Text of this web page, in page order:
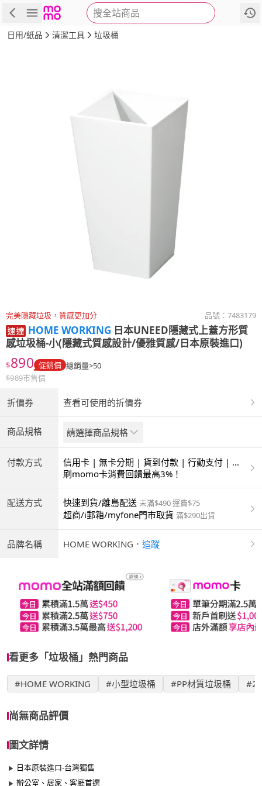
搜全站商品
商品 評價 詳情
日用/紙品 清潔工具 垃圾桶
完美隱藏垃圾，質感更加分 品號： 7483179
HOME WORKING 日本UNEED隱藏式上蓋方形質
感垃圾桶-小(隱藏式質感設計/優雅質感/日本原裝進口)
$890 促銷價 總銷量>50
$989市售價
折價券 查看可使用的折價券
商品規格 請選擇商品規格
付款方式
信用卡 | 無卡分期 | 貨到付款 | 行動支付 | 超
商付款 | ATM | 銀聯卡
刷momo卡消費回饋最高3%！
配送方式 快速到貨/離島配送 未滿$490 運費$75
超商/i郵箱/myfone門市取貨 滿$290出貨
品牌名稱 HOME WORKING ． 追蹤
看更多「垃圾桶」熱門商品
#HOME WORKING #小型垃圾桶 #PP材質垃圾桶
尚無商品評價
圖文詳情
日本原裝進口-台灣獨售
辦公室、居家、客廳首選